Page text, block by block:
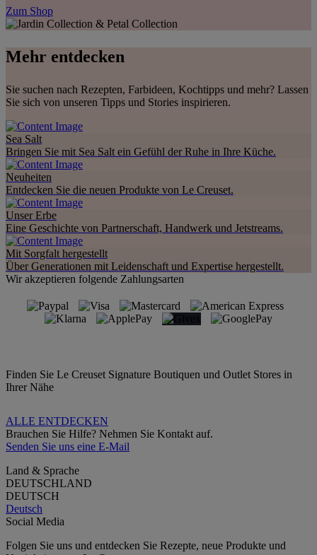
Zum Shop
Mehr entdecken
Sie suchen nach Rezepten, Farbideen, Kochtipps und mehr? Lassen
Sie sich von unseren Tipps und Stories inspirieren.
Sea Salt
Bringen Sie mit Sea Salt ein Gefühl der Ruhe in Ihre Küche.
Neuheiten
Entdecken Sie die neuen Produkte von Le Creuset.
Unser Erbe
Eine Geschichte von Partnerschaft, Handwerk und Jetstreams.
Mit Sorgfalt hergestellt
Über Generationen mit Leidenschaft und Expertise hergestellt.
Wir akzeptieren folgende Zahlungsarten
Finden Sie Le Creuset Signature Boutiquen und Outlet Stores in
Ihrer Nähe
ALLE ENTDECKEN
Brauchen Sie Hilfe? Nehmen Sie Kontakt auf.
Senden Sie uns eine E-Mail
Land & Sprache
DEUTSCHLAND
DEUTSCH
Deutsch
Social Media
Folgen Sie uns und entdecken Sie Rezepte, neue Produkte und